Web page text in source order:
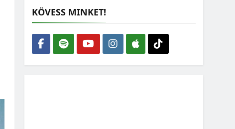
KÖVESS MINKET!